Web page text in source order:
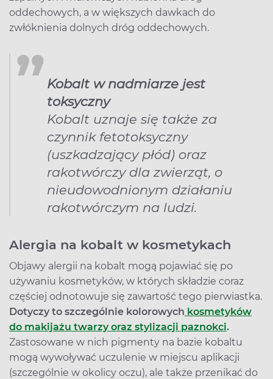
oddechowych, a w większych dawkach do
zwłóknienia dolnych dróg oddechowych.
Kobalt w nadmiarze jest
toksyczny
Kobalt uznaje się także za
czynnik fetotoksyczny
(uszkadzający płód) oraz
rakotwórczy dla zwierząt, o
nieudowodnionym działaniu
rakotwórczym na ludzi.
Alergia na kobalt w kosmetykach
Objawy alergii na kobalt mogą pojawiać się po
używaniu kosmetyków, w których składzie coraz
częściej odnotowuje się zawartość tego pierwiastka.
Dotyczy to szczególnie kolorowych kosmetyków
do makijażu twarzy oraz stylizacji paznokci.
Zastosowane w nich pigmenty na bazie kobaltu
mogą wywoływać uczulenie w miejscu aplikacji
(szczególnie w okolicy oczu), ale także przenikać do